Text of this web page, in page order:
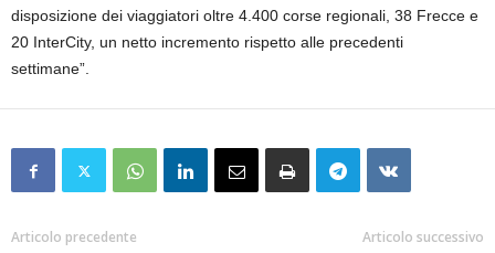
disposizione dei viaggiatori oltre 4.400 corse regionali, 38 Frecce e
20 InterCity, un netto incremento rispetto alle precedenti
settimane”.
Articolo precedente Articolo successivo